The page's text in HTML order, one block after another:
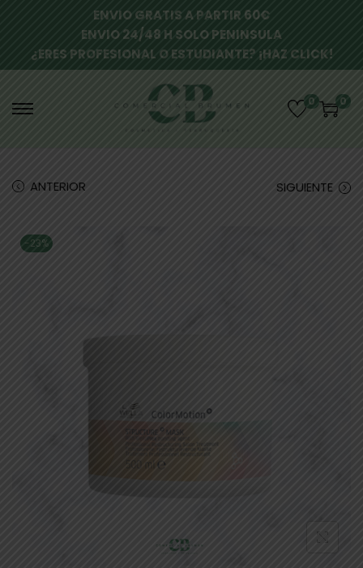
ENVIO GRATIS A PARTIR 60€
ENVIO 24/48 H SOLO PENINSULA
¿ERES PROFESIONAL O ESTUDIANTE? ¡HAZ CLICK!
0 0
ANTERIOR SIGUIENTE
-23%